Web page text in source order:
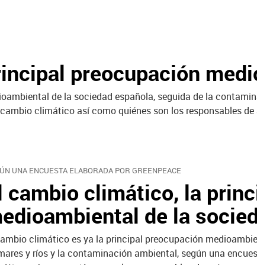
preocupación
de la sociedad española, seguida de la
climático así como quiénes son los responsables
UNA ENCUESTA ELABORADA POR GREENPEACE
cambio climático, la
de la
climático es ya la principal preocupación
y ríos y la contaminación ambiental, según una